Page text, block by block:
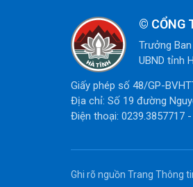
© CỔNG
Trưởng
UBND tỉnh
Giấy phép số 48/GP-
Địa chỉ: Số 19 đường
Điện thoại: 0239.3857717
Ghi rõ nguồn Trang Thông